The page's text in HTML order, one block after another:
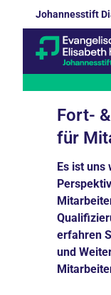
Johannesstift
Fort-
für
Es ist uns
erfahren
und